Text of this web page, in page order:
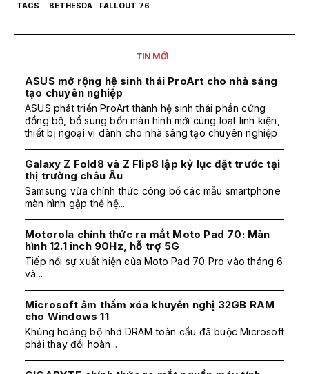
TAGS BETHESDA FALLOUT 76
TIN MỚI
ASUS mở rộng hệ sinh thái ProArt cho nhà sáng
tạo chuyên nghiệp
ASUS phát triển ProArt thành hệ sinh thái phần cứng
đồng bộ, bổ sung bốn màn hình mới cùng loạt linh kiện,
thiết bị ngoại vi dành cho nhà sáng tạo chuyên nghiệp.
Galaxy Z Fold8 và Z Flip8 lập kỷ lục đặt trước tại
thị trường châu Âu
Samsung vừa chính thức công bố các mẫu smartphone
màn hình gập thế hệ...
Motorola chính thức ra mắt Moto Pad 70: Màn
hình 12.1 inch 90Hz, hỗ trợ 5G
Tiếp nối sự xuất hiện của Moto Pad 70 Pro vào tháng 6
và...
Microsoft âm thầm xóa khuyến nghị 32GB RAM
cho Windows 11
Khủng hoảng bộ nhớ DRAM toàn cầu đã buộc Microsoft
phải thay đổi hoàn...